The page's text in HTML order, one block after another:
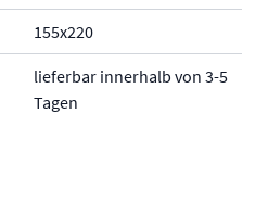
155x220
lieferbar innerhalb von 3-5
Tagen